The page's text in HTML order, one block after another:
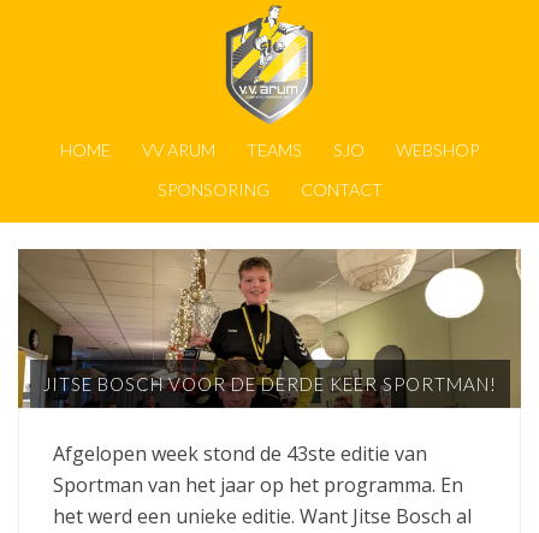
HOME VV ARUM TEAMS SJO
WEBSHOP
SPONSORING
CONTACT
JITSE BOSCH VOOR DE DERDE KEER SPORTMAN!
Afgelopen week stond de 43ste editie van
Sportman van het jaar op het programma. En
het werd een unieke editie. Want Jitse Bosch al